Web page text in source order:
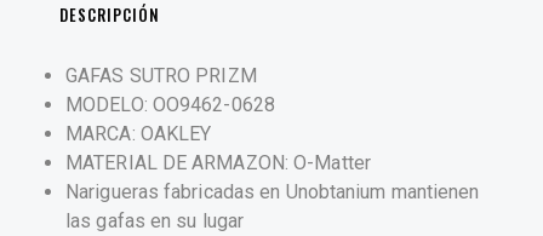
DESCRIPCIÓN
GAFAS SUTRO PRIZM
MODELO: OO9462-0628
MARCA: OAKLEY
MATERIAL DE ARMAZON: O-Matter
Narigueras fabricadas en Unobtanium mantienen
las gafas en su lugar